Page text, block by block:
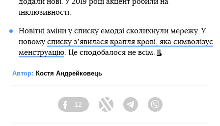
додали нові. У 2019 році акцент робили на
інклюзивності.
Новітні зміни у списку емодзі сколихнули мережу. У
новому списку зʼявилася крапля крові, яка символізує
менструацію. Це сподобалося не всім.
Автор: Костя Андрейковець
Facebook
12
Twitter TelegramViber